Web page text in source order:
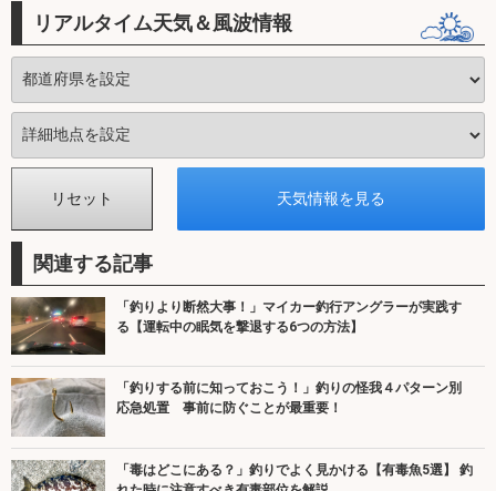
リアルタイム天気＆風波情報
関連する記事
「釣りより断然大事！」マイカー釣行アングラーが実践す
る【運転中の眠気を撃退する6つの方法】
「釣りする前に知っておこう！」釣りの怪我４パターン別
応急処置 事前に防ぐことが最重要！
「毒はどこにある？」釣りでよく見かける【有毒魚5選】 釣